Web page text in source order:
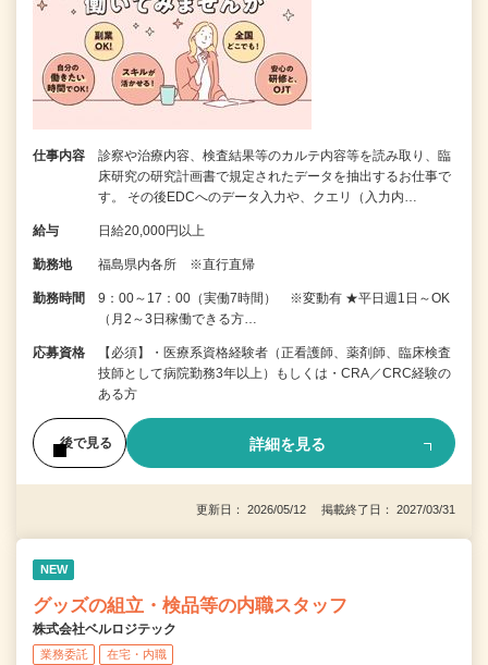
仕事内容
診察や治療内容、検査結果等のカルテ内容等を読み取り、臨
床研究の研究計画書で規定されたデータを抽出するお仕事で
す。 その後EDCへのデータ入力や、クエリ（入力内…
給与 日給20,000円以上
勤務地 福島県内各所 ※直行直帰
勤務時間
9：00～17：00（実働7時間） ※変動有 ★平日週1日～OK
（月2～3日稼働できる方…
応募資格
【必須】・医療系資格経験者（正看護師、薬剤師、臨床検査
技師として病院勤務3年以上）もしくは・CRA／CRC経験の
ある方
後で見る 詳細を見る
更新日： 2026/05/12 掲載終了日： 2027/03/31
NEW
グッズの組立・検品等の内職スタッフ
株式会社ベルロジテック
業務委託 在宅・内職